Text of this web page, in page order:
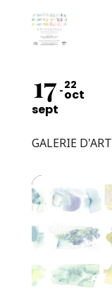
17
sept
22
oct
GALERIE D'ART